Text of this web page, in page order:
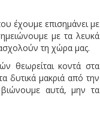
έχουμε επισημάνει με
με τα λευκά
τη χώρα μας.
θεωρείται κοντά στα
δυτικά μακριά από την
αυτά, μην τα